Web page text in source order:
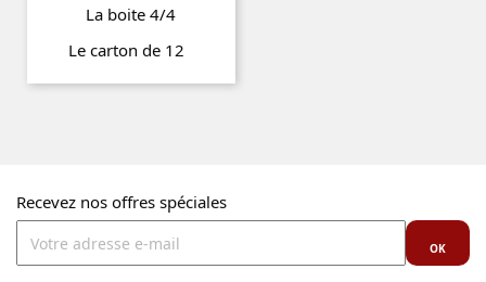
La boite 4/4
Le carton de 12
Prix
Recevez nos offres spéciales